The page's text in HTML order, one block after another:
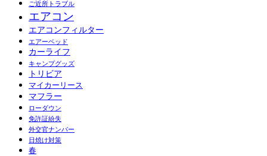
ご近所トラブル
エアコン
エアコンフィルター
エアーベッド
カーライフ
キャンプグッズ
トリビア
マイカーリース
マフラー
ローダウン
免許証紛失
外交官ナンバー
日焼け対策
春